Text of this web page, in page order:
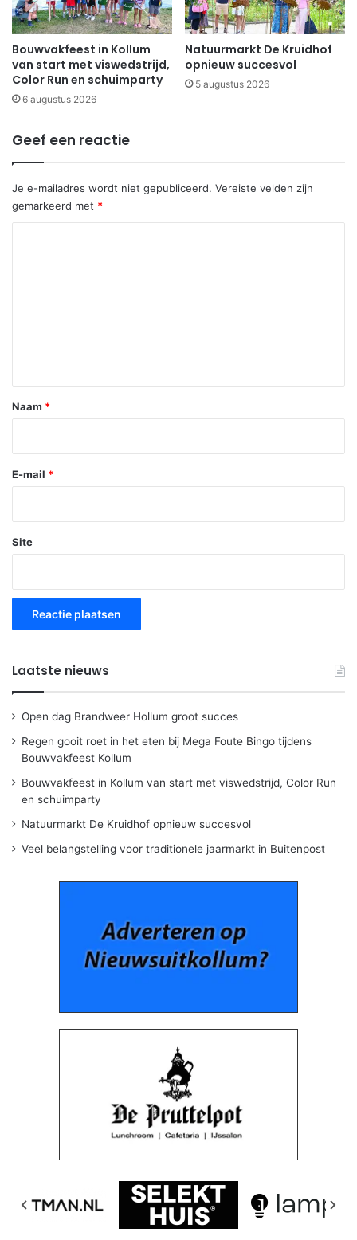
Bouwvakfeest in Kollum
van start met viswedstrijd,
Color Run en schuimparty
6 augustus 2026
Natuurmarkt De Kruidhof
opnieuw succesvol
5 augustus 2026
Geef een reactie
Je e-mailadres wordt niet gepubliceerd. Vereiste velden zijn
gemarkeerd met *
*
Naam *
E-mail *
Site
Laatste nieuws
Open dag Brandweer Hollum groot succes
Regen gooit roet in het eten bij Mega Foute Bingo tijdens
Bouwvakfeest Kollum
Bouwvakfeest in Kollum van start met viswedstrijd, Color Run
en schuimparty
Natuurmarkt De Kruidhof opnieuw succesvol
Veel belangstelling voor traditionele jaarmarkt in Buitenpost